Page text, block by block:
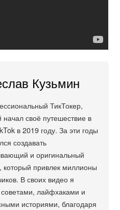
Кузьмин
ТикТокер,
начал своё путешествие в
в 2019 году. За эти годы
создавать
и оригинальный
который привлек миллионы
В своих видео я
лайфхаками и
историями, благодаря